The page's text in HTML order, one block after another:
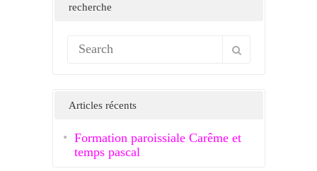
recherche
Articles récents
Formation paroissiale Carême et
temps pascal